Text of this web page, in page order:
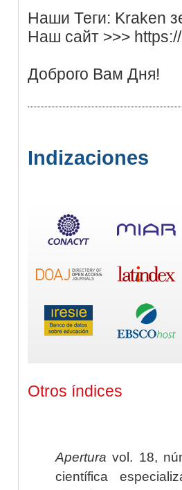
Наши Теги: Kraken
Наш сайт >>>
Доброго Вам Дня!
Indizaciones
Otros índices
Apertura vol. 18,
científica